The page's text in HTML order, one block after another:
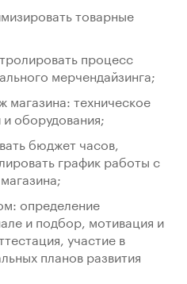
товарные
процесс
мерчендайзинга;
магазина: техническое
оборудования;
бюджет часов,
график работы с
определение
и подбор, мотивация и
участие в
планов развития